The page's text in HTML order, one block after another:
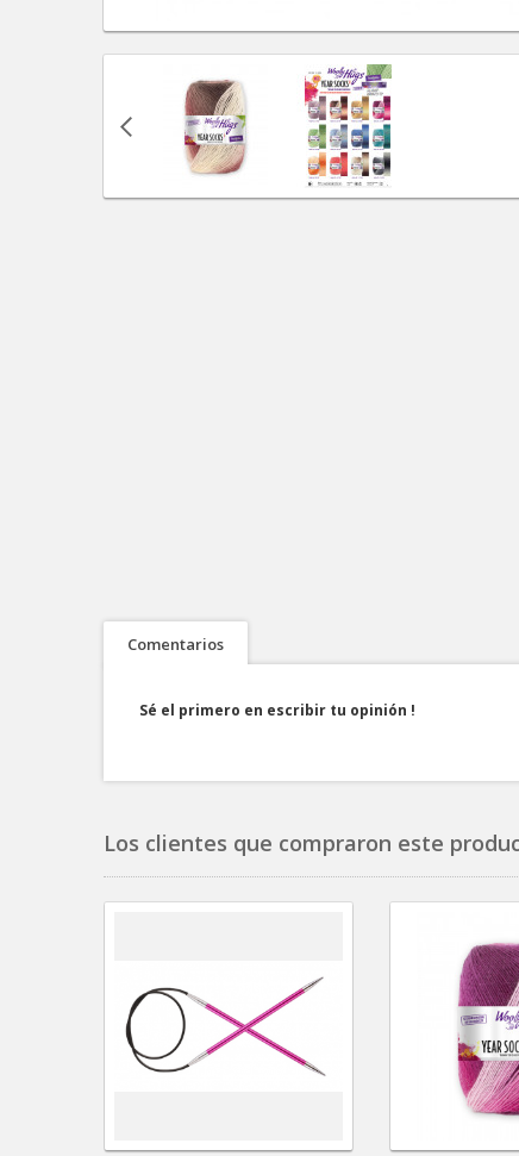
Comentarios
Sé el primero en escribir tu opinión !
Los clientes que compraron este